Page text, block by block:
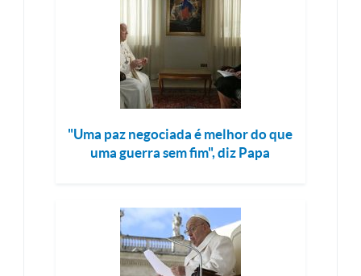
"Uma paz negociada é melhor do que
uma guerra sem fim", diz Papa